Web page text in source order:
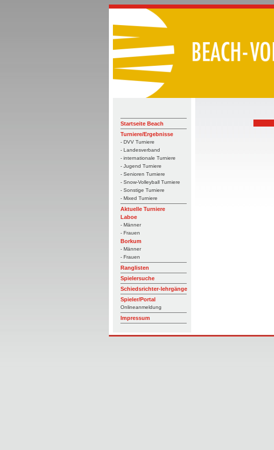
Startseite Beach
Turniere/Ergebnisse
- DVV Turniere
- Landesverband
- internationale Turniere
- Jugend Turniere
- Senioren Turniere
- Snow-Volleyball Turniere
- Sonstige Turniere
- Mixed Turniere
Aktuelle Turniere
Laboe
- Männer
- Frauen
Borkum
- Männer
- Frauen
Ranglisten
Spielersuche
Schiedsrichter-lehrgänge
Spieler/Portal
Onlineanmeldung
Impressum